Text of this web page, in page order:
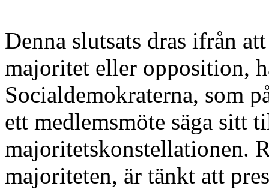
Denna slutsats dras ifrån
majoritet eller opposition,
Socialdemokraterna, som
ett medlemsmöte säga sitt
majoritetskonstellationen.
majoriteten, är tänkt att